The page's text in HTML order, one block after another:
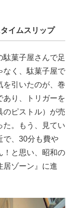
イムスリップ
菓子屋さんで足
なく、駄菓子屋で
を引いたのが、巻
あり、トリガーを
のピストル）が売
た。もう、見てい
、30分も費や
！と思い、昭和の
居ゾーン』に進